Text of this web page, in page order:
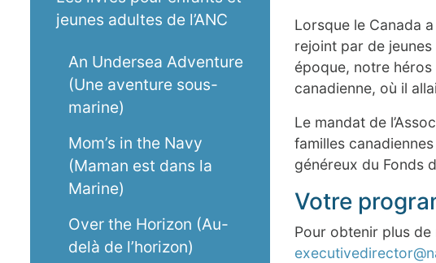
jeunes adultes de l’ANC
An Undersea Adventure
(Une aventure sous-
marine)
Mom’s in the Navy
(Maman est dans la
Marine)
Over the Horizon (Au-
delà de l’horizon)
Lorsque le Canada
rejoint par de jeunes
époque, notre héros
canadienne, où il
Le mandat de
familles
généreux du Fonds
Votre
Pour obtenir plus de